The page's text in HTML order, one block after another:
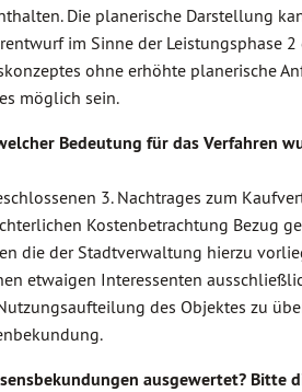
Die planerische Darstellung
im Sinne der Leistungsphase 2
ohne erhöhte planerische
möglich sein.
Bedeutung für das Verfahren
3. Nachtrages zum
Kostenbetrachtung Bezug
die der Stadtverwaltung hierzu
etwaigen Interessenten
des Objektes zu
ausgewertet? Bitte